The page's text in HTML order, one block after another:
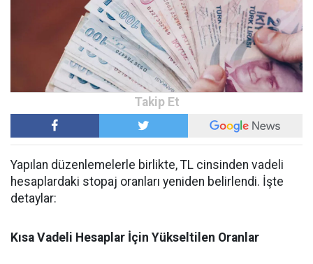
Yapılan düzenlemelerle birlikte, TL cinsinden vadeli
hesaplardaki stopaj oranları yeniden belirlendi. İşte
detaylar:
Kısa Vadeli Hesaplar İçin Yükseltilen Oranlar